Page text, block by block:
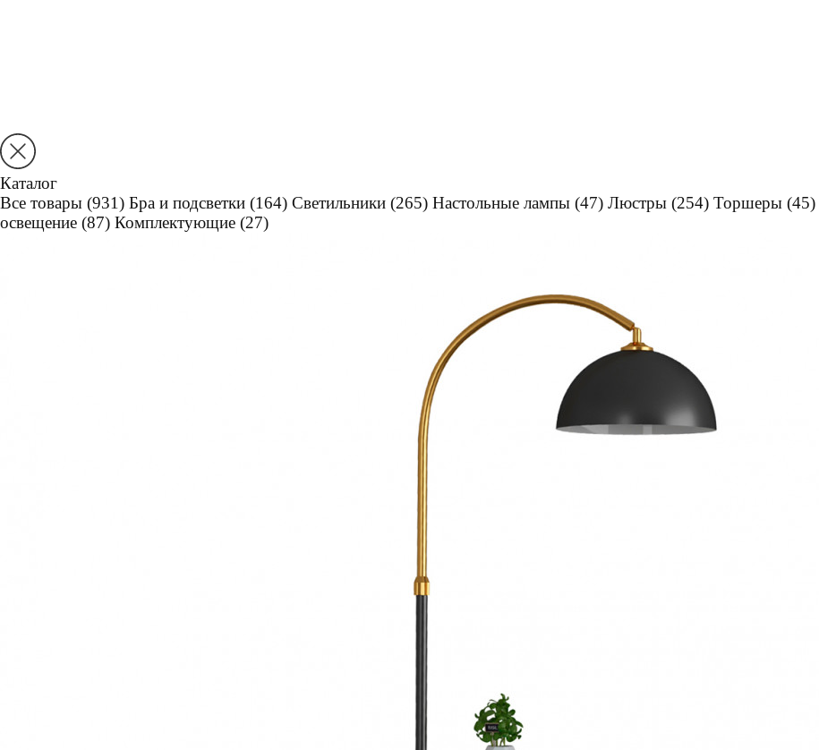
Каталог
Все товары (931) Бра и подсветки (164) Светильники (265) Настольные лампы (47) Люстры (254) Торшеры (45)
освещение (87) Комплектующие (27)